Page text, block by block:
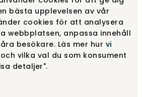
bästa upplevelsen av vår
cookies för att analysera
webbplatsen, anpassa innehåll
besökare. Läs mer hur vi
och vilka val du som konsument
detaljer".
23 995 kr
23 995 kr